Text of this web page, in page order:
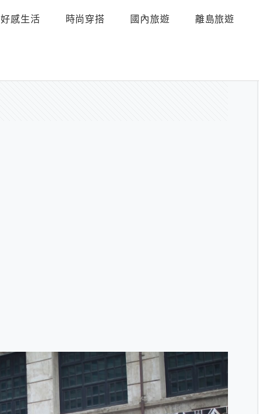
好感生活 時尚穿搭 國內旅遊 離島旅遊